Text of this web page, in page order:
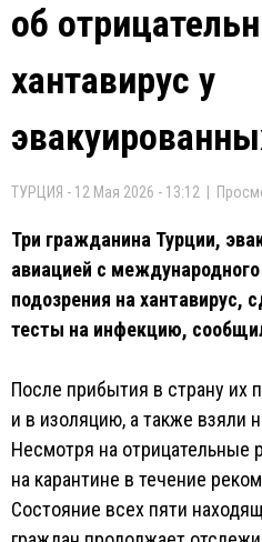
об
хантавирус у
ТУРЦИЯ - 12 Мая 2026 - 13:12 |
Три гражданина Турции,
авиацией с международного
подозрения на хантавирус,
тесты на инфекцию,
После прибытия в страну их
и в изоляцию, а также взяли
Несмотря на отрицательные
на карантине в течение
Состояние всех пяти